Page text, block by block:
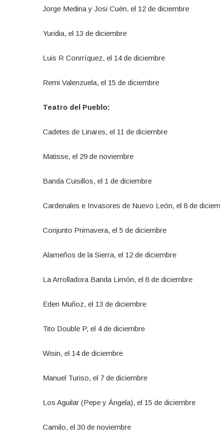
Jorge Medina y Josi Cuén, el 12 de diciembre
Yuridia, el 13 de diciembre
Luis R Conrríquez, el 14 de diciembre
Remi Valenzuela, el 15 de diciembre
Teatro del Pueblo:
Cadetes de Linares, el 11 de diciembre
Matisse, el 29 de noviembre
Banda Cuisillos, el 1 de diciembre
Cardenales e Invasores de Nuevo León, el 8 de
Conjunto Primavera, el 5 de diciembre
Alameños de la Sierra, el 12 de diciembre
La Arrolladora Banda Limón, el 6 de diciembre
Eden Muñoz, el 13 de diciembre
Tito Double P, el 4 de diciembre
Wisin, el 14 de diciembre
Manuel Turiso, el 7 de diciembre
Los Aguilar (Pepe y Ángela), el 15 de diciembre
Camilo, el 30 de noviembre